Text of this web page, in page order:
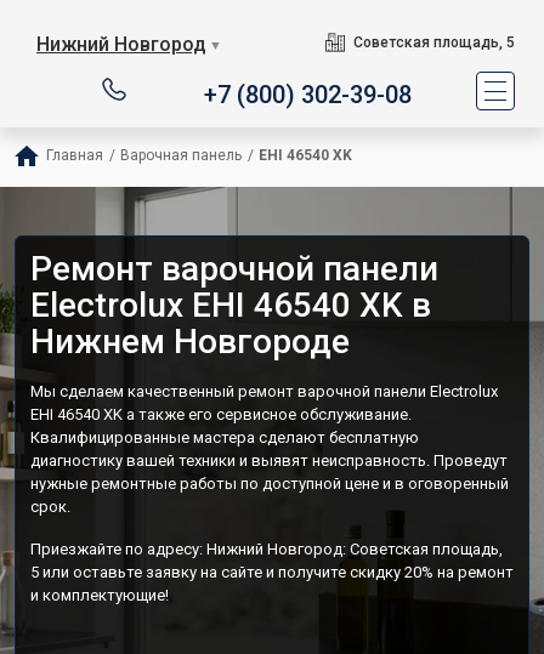
Нижний Новгород ▼ Советская площадь, 5
+7 (800) 302-39-08
Главная / Варочная панель / EHI 46540 XK
Ремонт варочной панели
Electrolux EHI 46540 XK в
Нижнем Новгороде
Мы сделаем качественный ремонт варочной панели Electrolux
EHI 46540 XK а также его сервисное обслуживание.
Квалифицированные мастера сделают бесплатную
диагностику вашей техники и выявят неисправность. Проведут
нужные ремонтные работы по доступной цене и в оговоренный
срок.
Приезжайте по адресу: Нижний Новгород: Советская площадь,
5 или оставьте заявку на сайте и получите скидку 20% на ремонт
и комплектующие!